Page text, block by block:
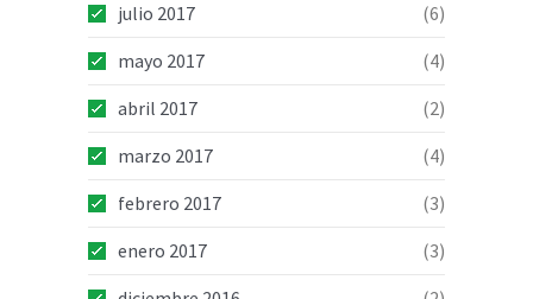
julio 2017
(6)
mayo 2017
(4)
abril 2017
(2)
marzo 2017
(4)
febrero 2017
(3)
enero 2017
(3)